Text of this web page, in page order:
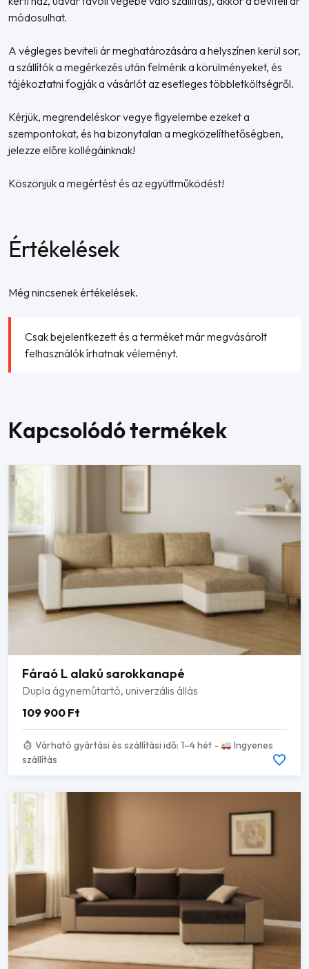
módosulhat.
A végleges beviteli ár meghatározására a helyszínen kerül sor,
a szállítók a megérkezés után felmérik a körülményeket, és
tájékoztatni fogják a vásárlót az esetleges többletköltségről.
Kérjük, megrendeléskor vegye figyelembe ezeket a
szempontokat, és ha bizonytalan a megközelíthetőségben,
jelezze előre kollégáinknak!
Köszönjük a megértést és az együttműködést!
Értékelések
Még nincsenek értékelések.
Csak bejelentkezett és a terméket már megvásárolt
felhasználók írhatnak véleményt.
Kapcsolódó termékek
Fáraó L alakú sarokkanapé
Dupla ágyneműtartó, univerzális állás
109 900 Ft
Várható gyártási és szállítási idő: 1–4 hét -
Ingyenes
szállítás